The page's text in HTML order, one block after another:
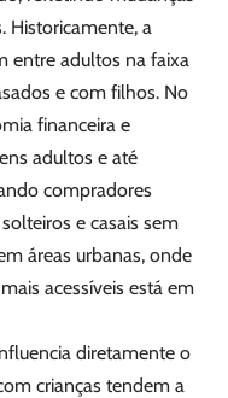
Historicamente, a
entre adultos na faixa
e com filhos. No
financeira e
adultos e até
compradores
e casais sem
áreas urbanas, onde
acessíveis está em
diretamente o
crianças tendem a